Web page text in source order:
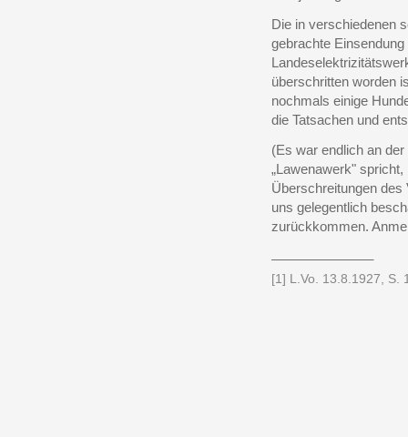
Die in verschiedenen
gebrachte
überschritten worden
nochmals einige
die Tatsachen und
(Es war endlich an
„Lawenawerk"
Überschreitungen
uns gelegentlich
zurückkommen.
[1] L.Vo. 13.8.1927, S.